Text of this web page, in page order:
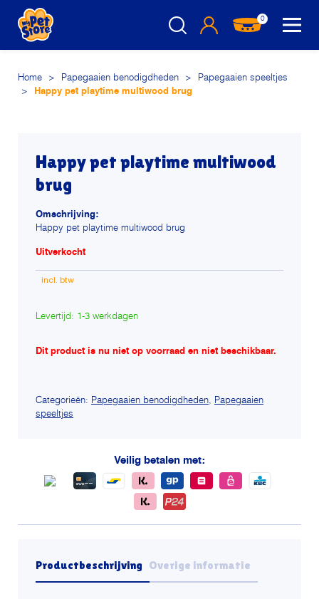
0
Home > Papegaaien benodigdheden >
Papegaaien speeltjes
>
Happy pet playtime multiwood brug
Happy pet playtime multiwood
brug
Omschrijving:
Happy pet playtime multiwood brug
Uitverkocht
Levertijd: 1-3 werkdagen
Dit product is nu niet op voorraad en niet beschikbaar.
Categorieën: Papegaaien benodigdheden, Papegaaien
speeltjes
Veilig betalen met:
Productbeschrijving Overige informatie